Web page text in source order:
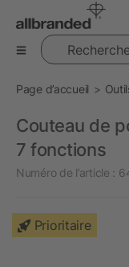
Rechercher des
Page d’accueil
Couteau de
7 fonctions
Numéro de l’article :
Prioritaire